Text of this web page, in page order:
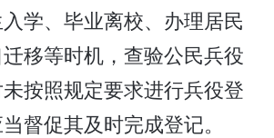
学、毕业离校、办理居民
移等时机，查验公民兵役
按照规定要求进行兵役登
督促其及时完成登记。